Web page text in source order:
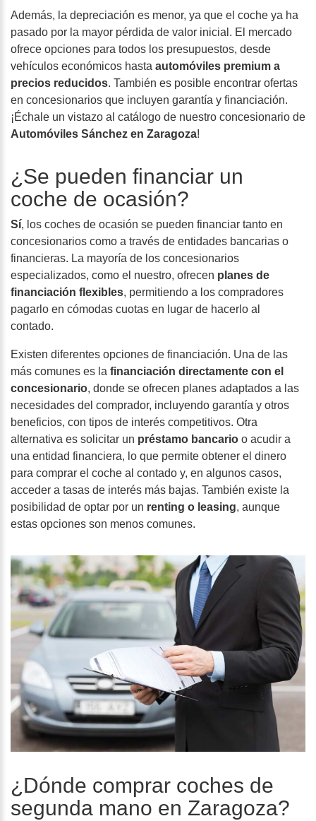
Además, la depreciación es menor, ya que el coche ya ha
pasado por la mayor pérdida de valor inicial. El mercado
ofrece opciones para todos los presupuestos, desde
vehículos económicos hasta automóviles premium a
precios reducidos. También es posible encontrar ofertas
en concesionarios que incluyen garantía y financiación.
¡Échale un vistazo al catálogo de nuestro concesionario de
Automóviles Sánchez en Zaragoza!
¿Se pueden financiar un
coche de ocasión?
Sí, los coches de ocasión se pueden financiar tanto en
concesionarios como a través de entidades bancarias o
financieras. La mayoría de los concesionarios
especializados, como el nuestro, ofrecen planes de
financiación flexibles, permitiendo a los compradores
pagarlo en cómodas cuotas en lugar de hacerlo al
contado.
Existen diferentes opciones de financiación. Una de las
más comunes es la financiación directamente con el
concesionario, donde se ofrecen planes adaptados a las
necesidades del comprador, incluyendo garantía y otros
beneficios, con tipos de interés competitivos. Otra
alternativa es solicitar un préstamo bancario o acudir a
una entidad financiera, lo que permite obtener el dinero
para comprar el coche al contado y, en algunos casos,
acceder a tasas de interés más bajas. También existe la
posibilidad de optar por un renting o leasing, aunque
estas opciones son menos comunes.
¿Dónde comprar coches de
segunda mano en Zaragoza?